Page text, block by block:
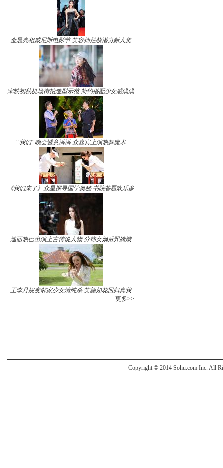
金晨亮相威尼斯电影节 笑容灿烂获潜力新人奖
宋轶初秋机场街拍造型示范 简约搭配少女感满满
“我们”晚会诚意满满 众嘉宾上演热舞魔术
《我们来了》众星探寻国学奥秘 书院答题欢乐多
迪丽热巴出演上古传说人物 分饰女娲后羿嫦娥
王李丹妮变邻家少女清纯杀 笑颜如花回归真我
更多>>
Copyright © 2014 Sohu.com Inc. All